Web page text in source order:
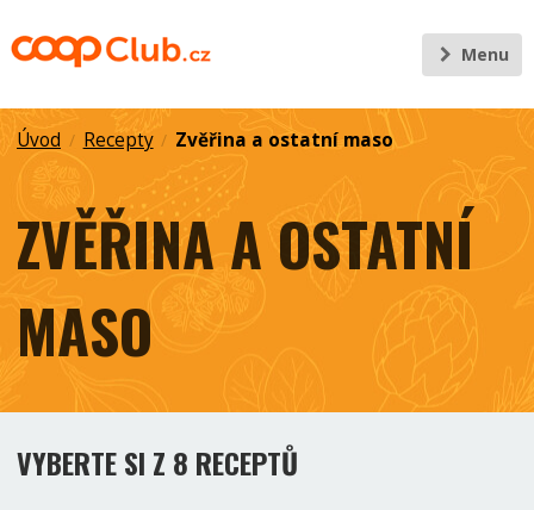
Menu
Úvod / Recepty / Zvěřina a ostatní maso
ZVĚŘINA A OSTATNÍ
MASO
VYBERTE SI Z 8 RECEPTŮ